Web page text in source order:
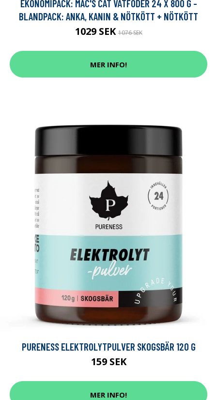
EKONOMIPACK: MAC'S CAT VÅTFODER 24 X 800 G -
BLANDPACK: ANKA, KANIN & NÖTKÖTT + NÖTKÖTT
1029 SEK1076 SEK
MER INFO!
PURENESS ELEKTROLYTPULVER SKOGSBÄR 120 G
159 SEK
MER INFO!